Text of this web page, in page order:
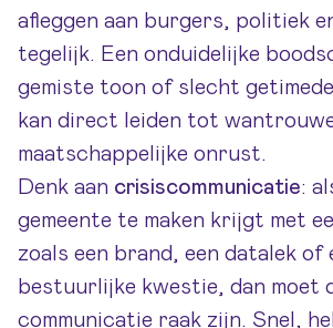
afleggen aan burgers, politiek
tegelijk. Een onduidelijke
gemiste toon of slecht
kan direct leiden tot
maatschappelijke onrust.
Denk aan crisiscommunicatie:
gemeente te maken krijgt met
zoals een brand, een datalek of
bestuurlijke kwestie, dan moet
communicatie raak zijn. Snel,